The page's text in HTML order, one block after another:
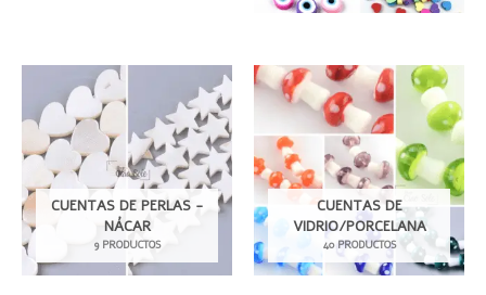
CUENTAS DE PERLAS -
NÁCAR
9 PRODUCTOS
CUENTAS DE
VIDRIO/PORCELANA
40 PRODUCTOS